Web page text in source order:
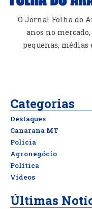
O Jornal Folha do
anos no
pequenas, médias
Categorias
Destaques
Canarana MT
Polícia
Agronegócio
Política
Vídeos
Últimas